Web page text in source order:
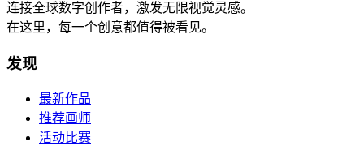
连接全球数字创作者，激发无限视觉灵感。
在这里，每一个创意都值得被看见。
发现
最新作品
推荐画师
活动比赛